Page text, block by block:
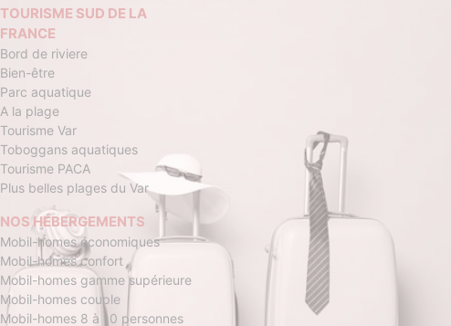
TOURISME SUD DE LA
FRANCE
Bord de riviere
Bien-être
Parc aquatique
A la plage
Tourisme Var
Toboggans aquatiques
Tourisme PACA
Plus belles plages du Var
NOS HÉBERGEMENTS
Mobil-homes économiques
Mobil-homes confort
Mobil-homes gamme supérieure
Mobil-homes couple
Mobil-homes 8 à 10 personnes